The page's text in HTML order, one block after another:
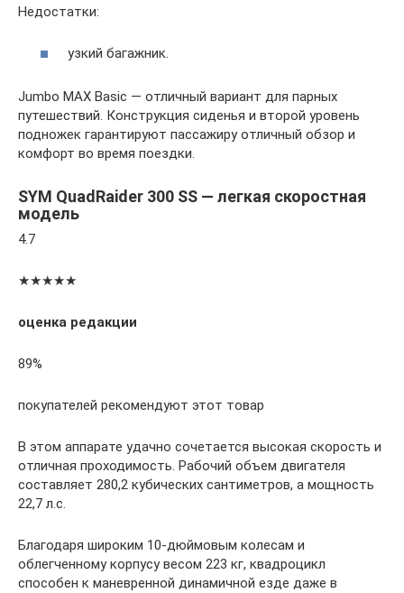
Недостатки:
узкий багажник.
Jumbo MAX Basic — отличный вариант для парных
путешествий. Конструкция сиденья и второй уровень
подножек гарантируют пассажиру отличный обзор и
комфорт во время поездки.
SYM QuadRaider 300 SS — легкая скоростная
модель
4.7
★★★★★
оценка редакции
89%
покупателей рекомендуют этот товар
В этом аппарате удачно сочетается высокая скорость и
отличная проходимость. Рабочий объем двигателя
составляет 280,2 кубических сантиметров, а мощность
22,7 л.с.
Благодаря широким 10-дюймовым колесам и
облегченному корпусу весом 223 кг, квадроцикл
способен к маневренной динамичной езде даже в